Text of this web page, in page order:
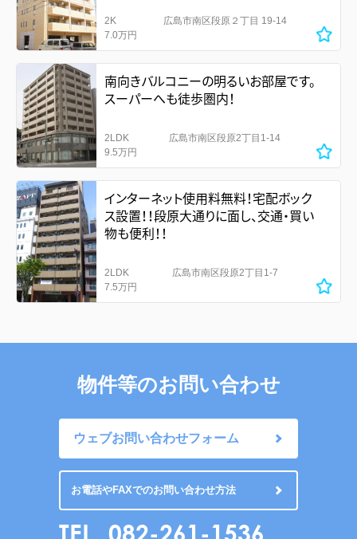
2K
7.0万円
広島市南区段原２丁目 19-14
南向きバルコニーの明るいお部屋です。
スーパーへも徒歩圏内！
2LDK
9.5万円
広島市南区段原2丁目1-14
インターネット使用料無料！宅配ボック
ス設置！！段原大通りに面し、交通・買い
物も便利！！
2LDK
7.5万円
広島市南区段原2丁目1-7
物件等のお問い合わせ
ウェブお問い合わせフォーム
お電話やFAXでのお問い合わせ方法
TEL 082-261-1536